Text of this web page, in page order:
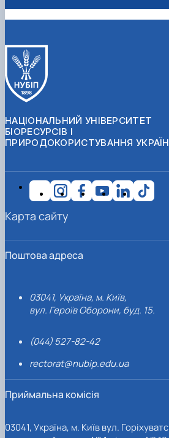
НАЦІОНАЛЬНИЙ УНІВЕРСИТЕТ
БІОРЕСУРСІВ І
ПРИРОДОКОРИСТУВАННЯ
Поштова адреса
03041, Україна, м. Київ,
вул. Героїв Оборони, буд. 15.
(044) 527-82-42
rectorat@nubip.edu.ua
Приймальна комісія
03041, Україна, м. Київ вул.
Карта сайту